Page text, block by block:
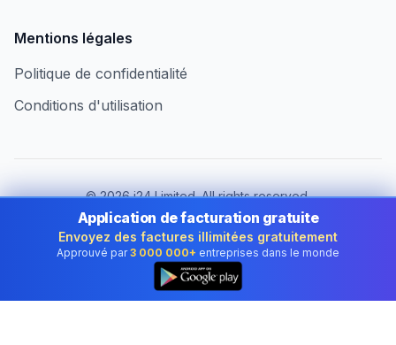
Mentions légales
Politique de confidentialité
Conditions d'utilisation
©2026i24 Limited. All rights reserved.
Au service des entreprises au Luxembourg
Changer de pays :
Luxembourg
Application de facturation gratuite
Envoyez des factures illimitées gratuitement
Approuvé par 3 000 000+ entreprises dans le monde